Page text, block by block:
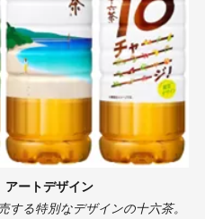
ートデザイン
する特別なデザインの十六茶。